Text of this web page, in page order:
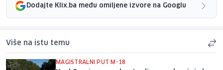
Dodajte Klix.ba među omiljene izvore na Googlu
Više na istu temu
MAGISTRALNI PUT M-18